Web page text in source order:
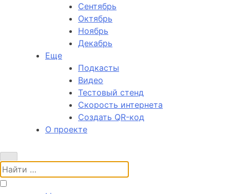
Сентябрь
Октябрь
Ноябрь
Декабрь
Еще
Подкасты
Видео
Тестовый стенд
Скорость интернета
Создать QR-код
О проекте
Поиск: